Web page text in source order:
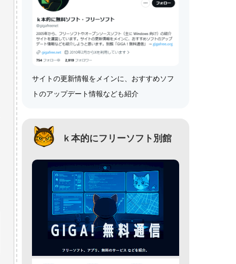
サイトの更新情報をメインに、おすすめソフ
トのアップデート情報なども紹介
ｋ本的にフリーソフト別館